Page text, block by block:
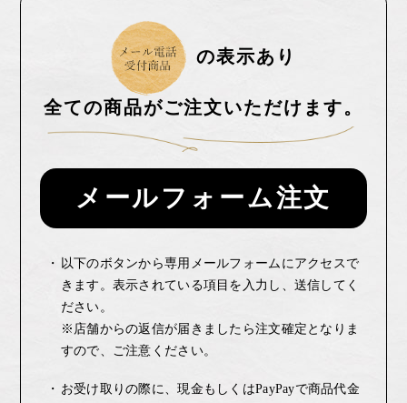
の表示あり
全ての商品がご注文いただけます。
メールフォーム注文
以下のボタンから専用メールフォームにアクセスで
きます。表示されている項目を入力し、送信してく
ださい。
※店舗からの返信が届きましたら注文確定となりま
すので、ご注意ください。
お受け取りの際に、現金もしくはPayPayで商品代金